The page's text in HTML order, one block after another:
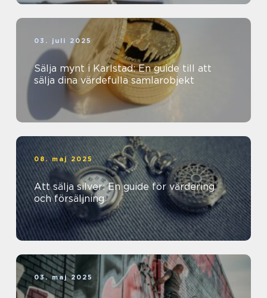
03. juli 2025
Sälja mynt i Karlstad: En guide till att
sälja dina värdefulla samlarobjekt
08. maj 2025
Att sälja silver: En guide för värdering
och försäljning
03. maj 2025